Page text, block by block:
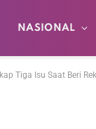
NASIONAL
Tiga Isu Saat Beri